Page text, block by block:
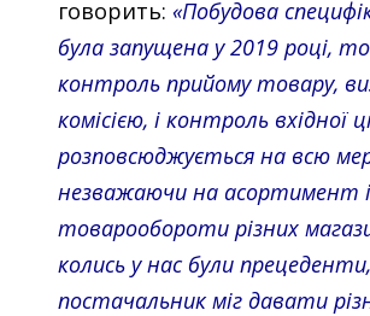
говорить: «Побудова
була запущена у 2019 році,
контроль прийому товару,
комісією, і контроль вхідної
розповсюджується на всю
незважаючи на асортимент і
товарообороти різних
колись у нас були
постачальник міг давати